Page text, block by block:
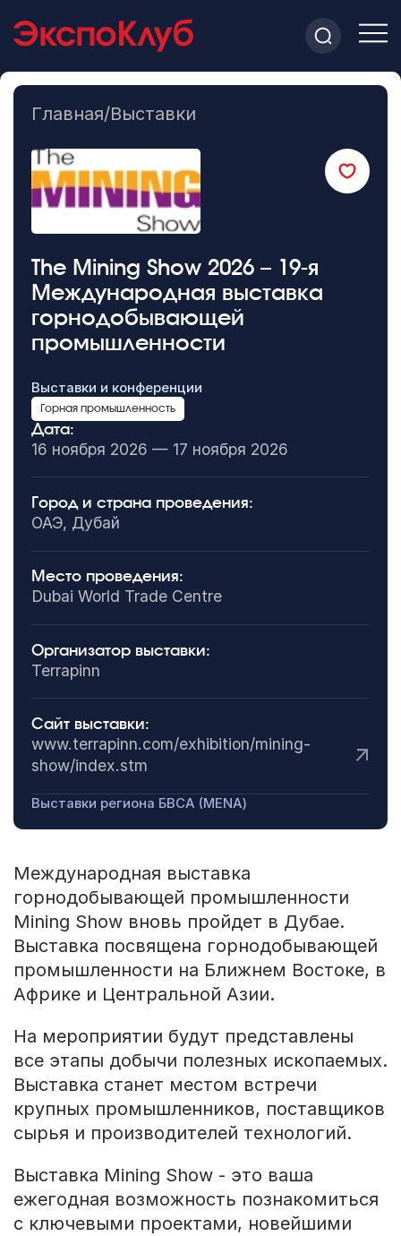
Главная/Выставки
The Mining Show 2026 – 19-я
Международная выставка
горнодобывающей
промышленности
Выставки и конференции
Горная промышленность
Дата:
16 ноября 2026 — 17 ноября 2026
Город и страна проведения:
ОАЭ, Дубай
Место проведения:
Dubai World Trade Centre
Организатор выставки:
Terrapinn
Сайт выставки:
www.terrapinn.com/exhibition/mining-
show/index.stm
Выставки региона БВСА (MENA)
Международная выставка
горнодобывающей промышленности
Mining Show вновь пройдет в Дубае.
Выставка посвящена горнодобывающей
промышленности на Ближнем Востоке, в
Африке и Центральной Азии.
На мероприятии будут представлены
все этапы добычи полезных ископаемых.
Выставка станет местом встречи
крупных промышленников, поставщиков
сырья и производителей технологий.
Выставка Mining Show - это ваша
ежегодная возможность познакомиться
с ключевыми проектами, новейшими